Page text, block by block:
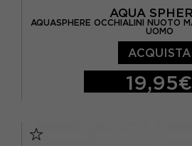
AQUA
AQUASPHERE OCCHIALINI NUOTO
UOMO
ACQUISTA
19,95€